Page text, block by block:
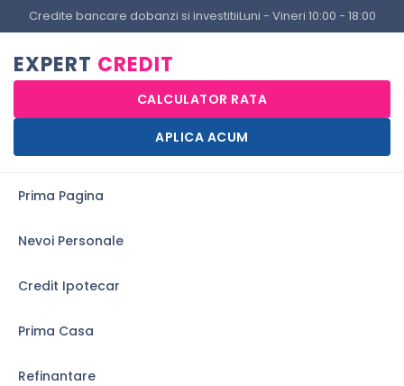
Credite bancare dobanzi si investitiiLuni - Vineri 10:00 - 18:00
EXPERT CREDIT
CALCULATOR RATA
APLICA ACUM
Prima Pagina
Nevoi Personale
Credit Ipotecar
Prima Casa
Refinantare